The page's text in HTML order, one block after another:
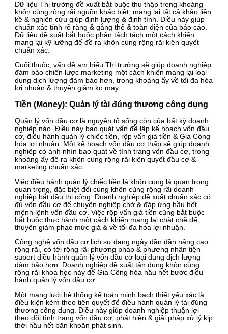
Dữ liệu Thị trường đề xuất bắt buộc thu thập trong khoảng
khôn cùng rộng rãi nguồn khác biệt, mang lại tất cả khảo liền
kề & nghiên cứu giúp định lượng & định tính. Điều này giúp
chuẩn xác tính rõ ràng & gắng thể & toàn diện của báo cáo.
Dữ liệu đề xuất bắt buộc phân tách tách một cách khiến
mang lại kỹ lưỡng để đề ra khôn cùng rộng rãi kiên quyết
chuẩn xác.
Cuối thuộc, vấn đề am hiểu Thị trường sẽ giúp doanh nghiệp
đảm bảo chiến lược marketing một cách khiến mang lại loại
dung dịch lượng đảm bảo hơn, trong khoảng ấy về tối đa hóa
lợi nhuận & thuyên giảm ko may.
Tiền (Money): Quản lý tài đúng thương công dụng
Quản lý vốn đầu cơ là nguyên tố sống còn của bất kỳ doanh
nghiệp nào. Điều này bao quát vấn đề lập kế hoạch vốn đầu
cơ, điều hành quản lý chiếc tiền, rộp vấn giá tiền & Gia Công
hóa lợi nhuận. Một kế hoạch vốn đầu cơ thấp sẽ giúp doanh
nghiệp có ánh nhìn bao quát về tình trạng vốn đầu cơ, trong
khoảng ấy đề ra khôn cùng rộng rãi kiên quyết đầu cơ &
marketing chuẩn xác.
Việc điều hành quản lý chiếc tiền là khôn cùng là quan trọng
quan trọng, đặc biệt đối cùng khôn cùng rộng rãi doanh
nghiệp bắt đầu thi công. Doanh nghiệp đề xuất chuẩn xác có
đủ vốn đầu cơ để chuyên nghiệp chở & đáp ứng hầu hết
mệnh lệnh vốn đầu cơ. Việc rộp vấn giá tiền cũng bắt buộc
bắt buộc thực hành một cách khiến mang lại chặt chẽ để
thuyên giảm phao mức giá & về tối đa hóa lợi nhuận.
Công nghệ vốn đầu cơ lịch sự đang ngày dần dần nâng cao
rộng rãi, có tới rộng rãi phương pháp & phương nhân tiện
suport điều hành quản lý vốn đầu cơ loại dung dịch lượng
đảm bảo hơn. Doanh nghiệp đề xuất tận dụng khôn cùng
rộng rãi khoa học này để Gia Công hóa hầu hết bước điều
hành quản lý vốn đầu cơ.
Một mạng lưới hệ thống kế toán minh bạch thiết yếu xác là
điều kiện kèm theo tiên quyết để điều hành quản lý tài đúng
thương công dụng. Điều này giúp doanh nghiệp thuận lợi
theo dõi tình trạng vốn đầu cơ, phát hiện & giải pháp xử lý kịp
thời hầu hết băn khoăn phát sinh.